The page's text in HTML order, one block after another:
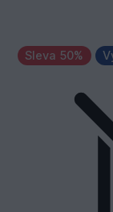
Sleva 50%